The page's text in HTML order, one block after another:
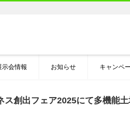
示会情報 お知らせ キャンペ
ス創出フェア2025にて多機能